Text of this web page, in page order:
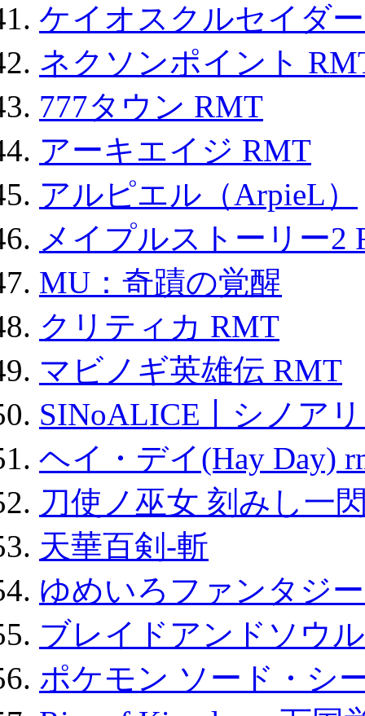
ケイオスクルセイダ
ネクソンポイント
777タウン RMT
アーキエイジ RMT
アルピエル（ArpieL）
メイプルストーリー2
MU：奇蹟の覚醒
クリティカ RMT
マビノギ英雄伝 RMT
SINoALICE丨シノア
ヘイ・デイ(Hay Day)
刀使ノ巫女 刻みし一
天華百剣-斬
ゆめいろファンタジ
ブレイドアンドソウ
ポケモン ソード・シ